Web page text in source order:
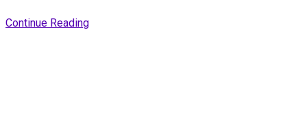
Continue Reading